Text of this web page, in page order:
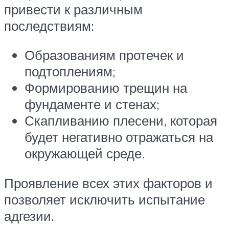
привести к различным
последствиям:
Образованиям протечек и
подтоплениям;
Формированию трещин на
фундаменте и стенах;
Скапливанию плесени, которая
будет негативно отражаться на
окружающей среде.
Проявление всех этих факторов и
позволяет исключить испытание
адгезии.